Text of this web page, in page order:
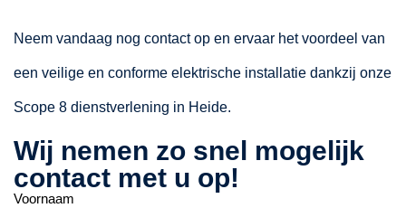
Neem vandaag nog contact op en ervaar het voordeel van
een veilige en conforme elektrische installatie dankzij onze
Scope 8 dienstverlening in Heide.
Wij nemen zo snel mogelijk
contact met u op!
Voornaam